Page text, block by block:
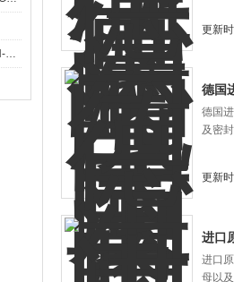
HYDAC流量传感器EVS3108-H-0060-000货真价实
更新
德国
德国
及密
更新
进口
进口
母以